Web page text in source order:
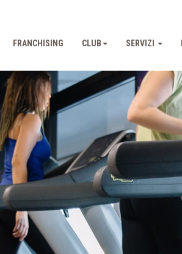
FRANCHISING CLUB SERVIZI